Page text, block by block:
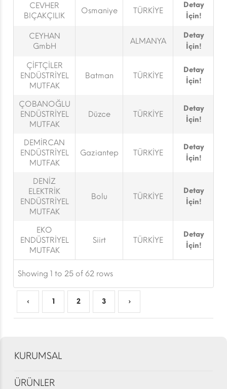
CEVHER
BIÇAKÇILIK
Osmaniye TÜRKİYE
Detay
İçin!
CEYHAN
GmbH
ALMANYA
Detay
İçin!
ÇİFTÇİLER
ENDÜSTRİYEL
MUTFAK
Batman TÜRKİYE
Detay
İçin!
ÇOBANOĞLU
ENDÜSTRİYEL
MUTFAK
Düzce TÜRKİYE
Detay
İçin!
DEMİRCAN
ENDÜSTRİYEL
MUTFAK
Gaziantep TÜRKİYE
Detay
İçin!
DENİZ
ELEKTRİK
ENDÜSTRİYEL
MUTFAK
Bolu TÜRKİYE
Detay
İçin!
EKO
ENDÜSTRİYEL
MUTFAK
Siirt TÜRKİYE
Detay
İçin!
Showing 1 to 25 of 62 rows
‹ 1 2 3 ›
KURUMSAL
ÜRÜNLER